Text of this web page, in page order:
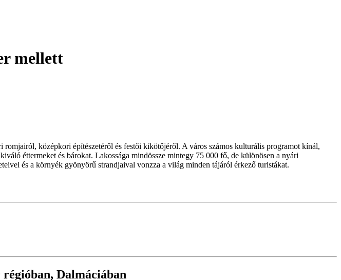
mellett
középkori építészetéről és festői kikötőjéről. A város számos kulturális programot kínál,
éttermeket és bárokat. Lakossága mindössze mintegy 75 000 fő, de különösen a nyári
és a környék gyönyörű strandjaival vonzza a világ minden tájáról érkező turistákat.
Dalmáciában